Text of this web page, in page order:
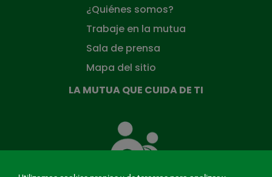
¿Quiénes somos?
Trabaje en la mutua
Sala de prensa
Mapa del sitio
LA MUTUA QUE CUIDA DE TI
Mutua
que